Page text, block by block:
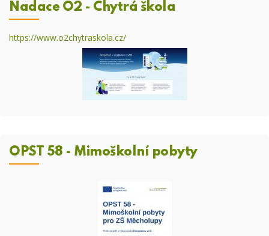
Nadace O2 - Chytrá škola
https://www.o2chytraskola.cz/
OPST 58 - Mimoškolní pobyty